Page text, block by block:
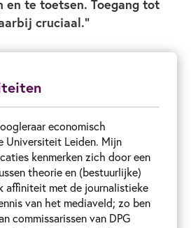
en te toetsen. Toegang tot
cruciaal."
economisch
Universiteit Leiden. Mijn
kenmerken zich door een
theorie en (bestuurlijke)
affiniteit met de journalistieke
van het mediaveld; zo ben
commissarissen van DPG